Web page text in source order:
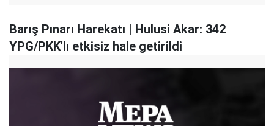
Barış Pınarı Harekatı | Hulusi Akar: 342
YPG/PKK'lı etkisiz hale getirildi